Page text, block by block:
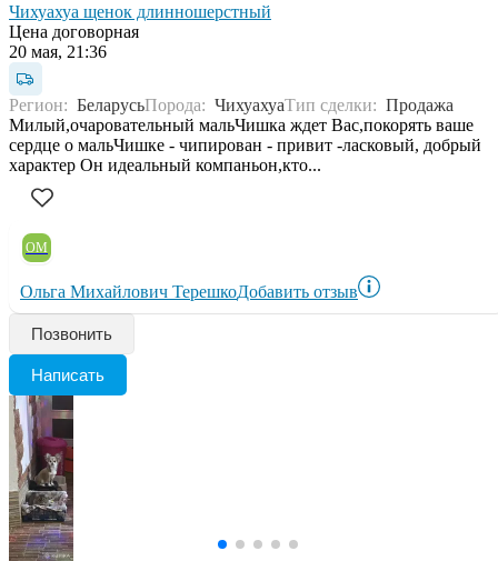
Чихуахуа щенок длинношерстный
Цена договорная
20 мая, 21:36
Регион: БеларусьПорода: ЧихуахуаТип сделки: Продажа
Милый,очаровательный мальЧишка ждет Вас,покорять ваше
сердце о мальЧишке - чипирован - привит -ласковый, добрый
характер Он идеальный компаньон,кто...
ОМ
Ольга Михайлович ТерешкоДобавить отзыв
Позвонить
Написать